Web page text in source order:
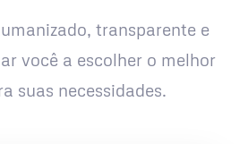
transparente e
você a escolher o melhor
suas necessidades.